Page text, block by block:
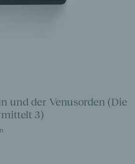
und der Venusorden (Die
3)